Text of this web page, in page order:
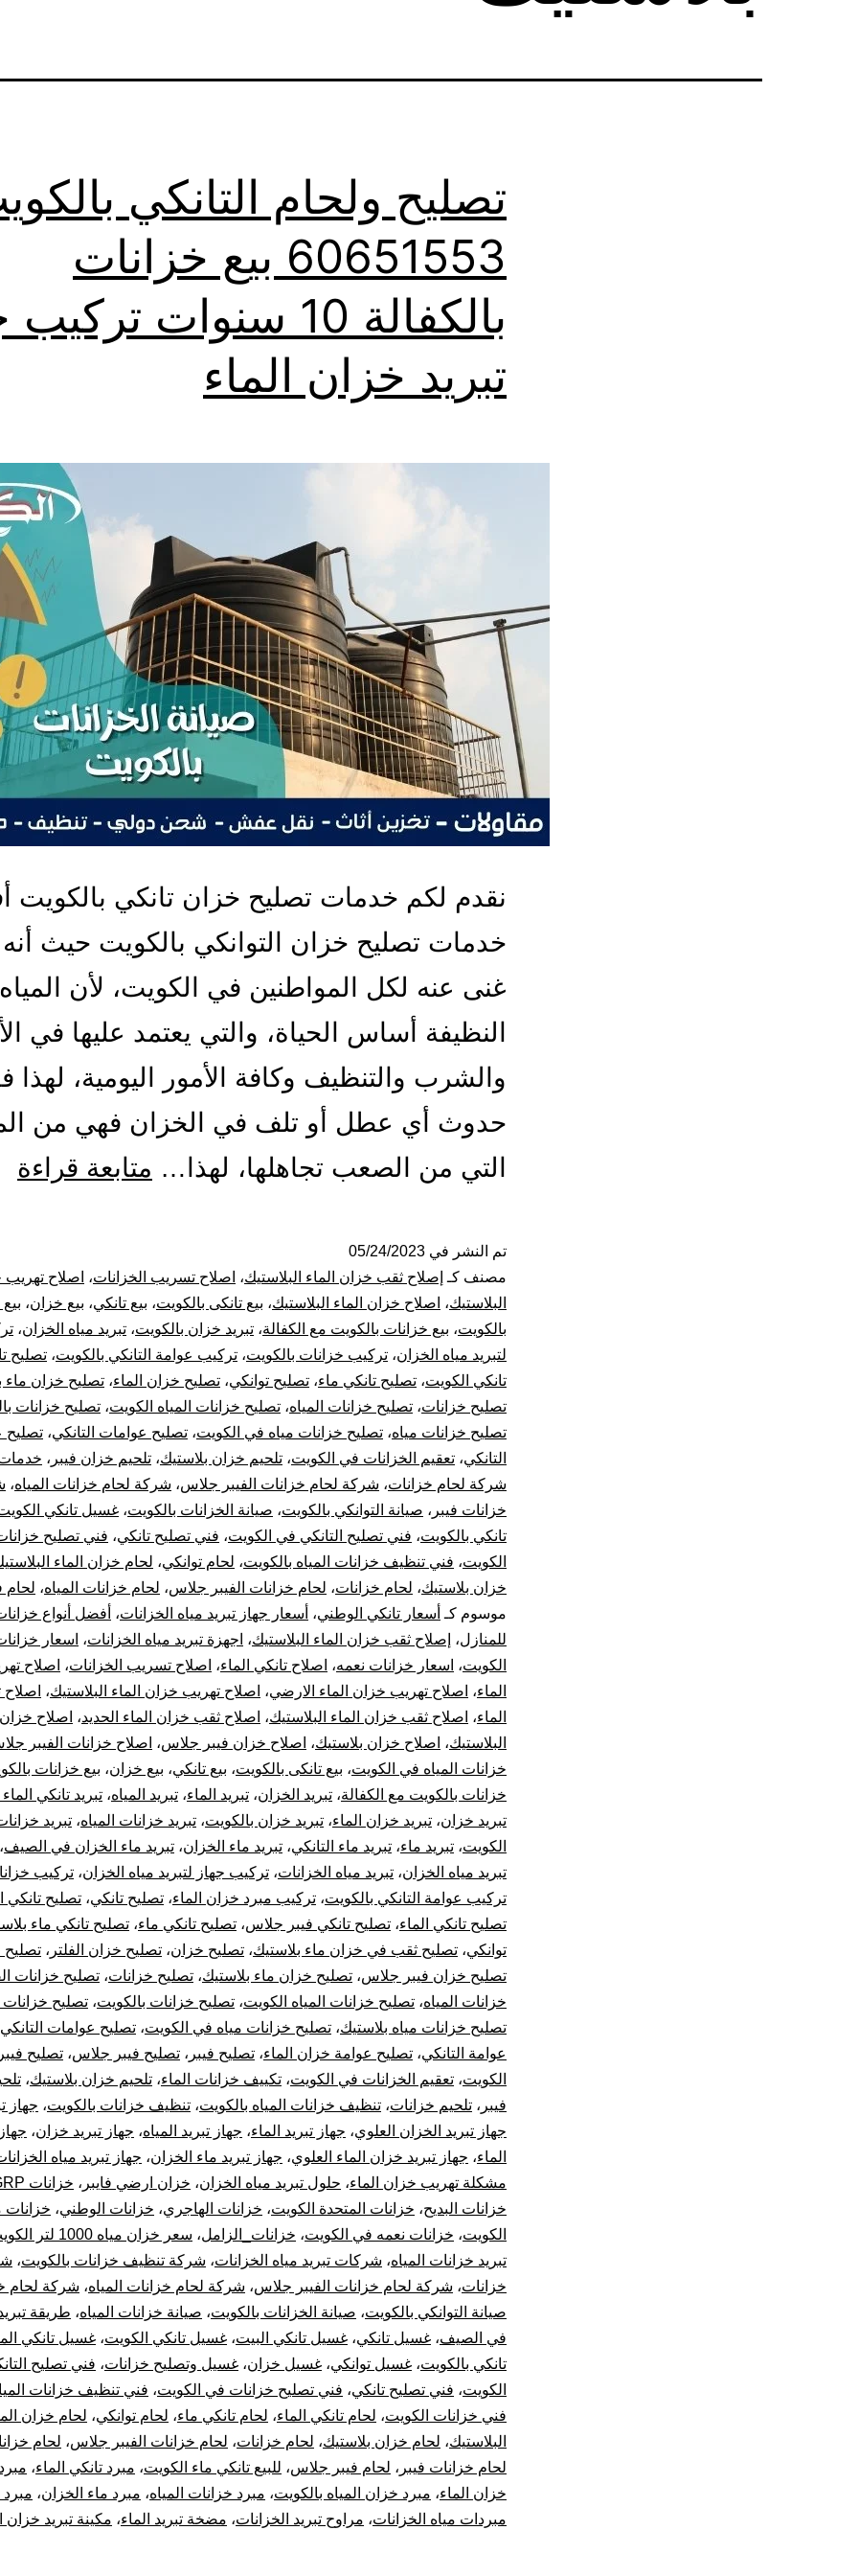
تصليح ولحام التانكي
60651553 بيع خزانات
بالكفالة 10 سنوات
تبريد خزان الماء
نقدم لكم خدمات تصليح خزان تانكي بالكويت
خدمات تصليح خزان التوانكي بالكويت حيث أنه
غنى عنه لكل المواطنين في الكويت، لأن المياه
النظيفة أساس الحياة، والتي يعتمد عليها في
والشرب والتنظيف وكافة الأمور اليومية، لهذا
حدوث أي عطل أو تلف في الخزان فهي من
التي من الصعب تجاهلها، لهذا… متابعة قراءة
تم النشر في 05/24/2023
مصنف كـ إصلاح ثقب خزان الماء البلاستيك، اصلاح تسريب الخزانات، اصلاح تهريب
البلاستيك، اصلاح خزان الماء البلاستيك، بيع تانكى بالكويت، بيع تانكي، بيع خزان،
بالكويت، بيع خزانات بالكويت مع الكفالة، تبريد خزان بالكويت، تبريد مياه الخزان،
لتبريد مياه الخزان، تركيب خزانات بالكويت، تركيب عوامة التانكي بالكويت، تصليح
تانكي الكويت، تصليح تانكي ماء، تصليح توانكي، تصليح خزان الماء، تصليح خزان ماء
تصليح خزانات، تصليح خزانات المياه، تصليح خزانات المياه الكويت، تصليح خزانات
تصليح خزانات مياه، تصليح خزانات مياه في الكويت، تصليح عوامات التانكي، تصليح
التانكي، تعقيم الخزانات في الكويت، تلحيم خزان بلاستيك، تلحيم خزان فيبر ،
شركة لحام خزانات، شركة لحام خزانات الفيبر جلاس، شركة لحام خزانات المياه،
خزانات فيبر ، صيانة التوانكي بالكويت، صيانة الخزانات بالكويت، غسيل تانكي
تانكي بالكويت، فني تصليح التانكي في الكويت، فني تصليح تانكي، فني تصليح
الكويت، فني تنظيف خزانات المياه بالكويت، لحام توانكي، لحام خزان الماء
خزان بلاستيك، لحام خزانات، لحام خزانات الفيبر جلاس، لحام خزانات المياه، لحام
موسوم كـ أسعار تانكي الوطني، أسعار جهاز تبريد مياه الخزانات، أفضل أنواع
للمنازل، إصلاح ثقب خزان الماء البلاستيك، اجهزة تبريد مياه الخزانات، اسعار
الكويت، اسعار خزانات نعمه، اصلاح تانكي الماء، اصلاح تسريب الخزانات، اصلاح
الماء، اصلاح تهريب خزان الماء الارضي، اصلاح تهريب خزان الماء البلاستيك،
الماء، اصلاح ثقب خزان الماء البلاستيك، اصلاح ثقب خزان الماء الحديد، اصلاح خزان
البلاستيك، اصلاح خزان بلاستيك، اصلاح خزان فيبر جلاس، اصلاح خزانات الفيبر
خزانات المياه في الكويت، بيع تانكى بالكويت، بيع تانكي، بيع خزان، بيع خزانات
خزانات بالكويت مع الكفالة، تبريد الخزان، تبريد الماء، تبريد المياه، تبريد تانكي
تبريد خزان، تبريد خزان الماء، تبريد خزان بالكويت، تبريد خزانات المياه، تبريد
الكويت، تبريد ماء، تبريد ماء التانكي، تبريد ماء الخزان، تبريد ماء الخزان في الصيف،
تبريد مياه الخزان، تبريد مياه الخزانات، تركيب جهاز لتبريد مياه الخزان، تركيب
تركيب عوامة التانكي بالكويت، تركيب مبرد خزان الماء، تصليح تانكي، تصليح تانكي
تصليح تانكي الماء، تصليح تانكي فيبر جلاس، تصليح تانكي ماء، تصليح تانكي ماء
توانكي، تصليح ثقب في خزان ماء بلاستيك، تصليح خزان، تصليح خزان الفلتر ، تصليح
تصليح خزان فيبر جلاس، تصليح خزان ماء بلاستيك، تصليح خزانات، تصليح خزانات
خزانات المياه، تصليح خزانات المياه الكويت، تصليح خزانات بالكويت، تصليح
تصليح خزانات مياه بلاستيك، تصليح خزانات مياه في الكويت، تصليح عوامات التانكي
عوامة التانكي، تصليح عوامة خزان الماء، تصليح فيبر ، تصليح فيبر جلاس، تصليح
الكويت، تعقيم الخزانات في الكويت، تكييف خزانات الماء، تلحيم خزان بلاستيك،
فيبر ، تلحيم خزانات، تنظيف خزانات المياه بالكويت، تنظيف خزانات بالكويت، جهاز
جهاز تبريد الخزان العلوي، جهاز تبريد الماء، جهاز تبريد المياه، جهاز تبريد خزان،
الماء، جهاز تبريد خزان الماء العلوي، جهاز تبريد ماء الخزان، جهاز تبريد مياه
مشكلة تهريب خزان الماء، حلول تبريد مياه الخزان، خزان ارضي فايبر ، خزانات GRP الكويت
خزانات البديح، خزانات المتحدة الكويت، خزانات الهاجري، خزانات الوطني، خزانات
الكويت، خزانات نعمه في الكويت، خزانات_الزامل، سعر خزان مياه 1000 لتر الكويت
تبريد خزانات المياه، شركات تبريد مياه الخزانات، شركة تنظيف خزانات بالكويت،
خزانات، شركة لحام خزانات الفيبر جلاس، شركة لحام خزانات المياه، شركة لحام
صيانة التوانكي بالكويت، صيانة الخزانات بالكويت، صيانة خزانات المياه، طريقة
في الصيف، غسيل تانكي، غسيل تانكي البيت، غسيل تانكي الكويت، غسيل تانكي
تانكي بالكويت، غسيل توانكي، غسيل خزان، غسيل وتصليح خزانات، فني تصليح
الكويت، فني تصليح تانكي، فني تصليح خزانات في الكويت، فني تنظيف خزانات
فني خزانات الكويت، لحام تانكي الماء، لحام تانكي ماء، لحام توانكي، لحام خزان
البلاستيك، لحام خزان بلاستيك، لحام خزانات، لحام خزانات الفيبر جلاس، لحام
لحام خزانات فيبر ، لحام فيبر جلاس، للبيع تانكي ماء الكويت، مبرد تانكي الماء،
خزان الماء، مبرد خزان المياه بالكويت، مبرد خزانات المياه، مبرد ماء الخزان، مبرد
مبردات مياه الخزانات، مراوح تبريد الخزانات، مضخة تبريد الماء، مكينة تبريد خزان